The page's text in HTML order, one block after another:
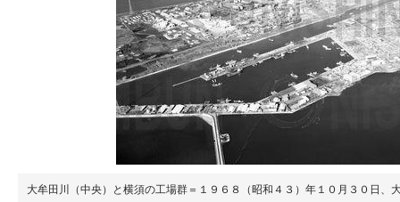
大牟田川（中央）と横須の工場群＝１９６８（昭和４３）年１０月３０日、